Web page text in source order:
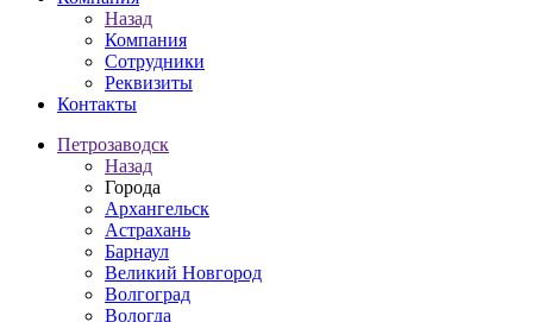
Назад
Компания
Сотрудники
Реквизиты
Контакты
Петрозаводск
Назад
Города
Архангельск
Астрахань
Барнаул
Великий Новгород
Волгоград
Вологда